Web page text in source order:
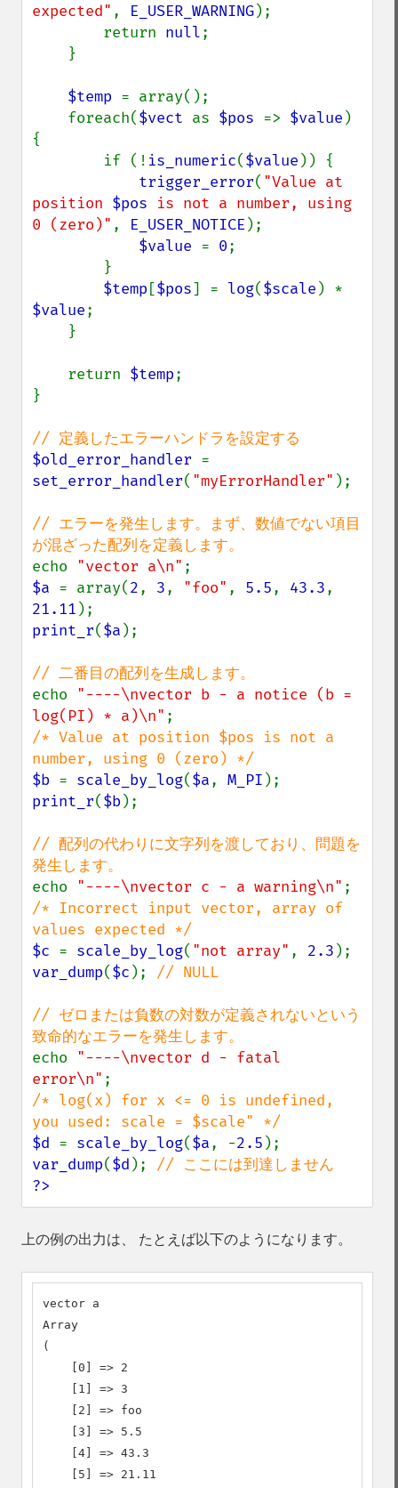
expected" , E_USER_WARNING);
        return
null;
$temp = array();
    foreach(
$vect as $pos => $value )
{
        if (!
is_numeric($value )) {
trigger_error( "Value at
position $pos is not a number, using
0 (zero)" , E_USER_NOTICE );
$value = 0;
$temp [$pos] = log($scale
$value;
    return
$temp;
}
$old_error_handler
set_error_handler( "myErrorHandler" );
// エラーを発生します。まず、数値でない項目
echo "vector a\n"
$a = array(2, 3, "foo" , 5.5, 43.3
21.11
print_r($a );
echo "----\nvector b - a notice (b =
log(PI) * a)\n"
/* Value at position $pos is not a
$b = scale_by_log($a, M_PI
print_r($b);
// 配列の代わりに文字列を渡しており、問題を
echo "----\nvector c - a warning\n"
/* Incorrect input vector, array of
$c = scale_by_log( "not array" , 2.3
var_dump($c ); // NULL
// ゼロまたは負数の対数が定義されないという
echo "----\nvector d - fatal
error\n"
/* log(x) for x <= 0 is undefined,
$d = scale_by_log($a, -2.5
var_dump($d );
?>
上の例の出力は、 たとえば以下のようになります。
vector a
Array
(
    [0] => 2
    [1] => 3
    [2] => foo
    [3] => 5.5
    [4] => 43.3
    [5] => 21.11